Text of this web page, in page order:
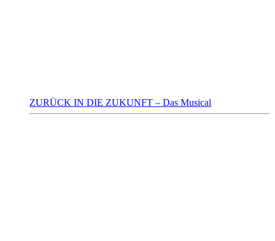
ZURÜCK IN DIE ZUKUNFT – Das Musical